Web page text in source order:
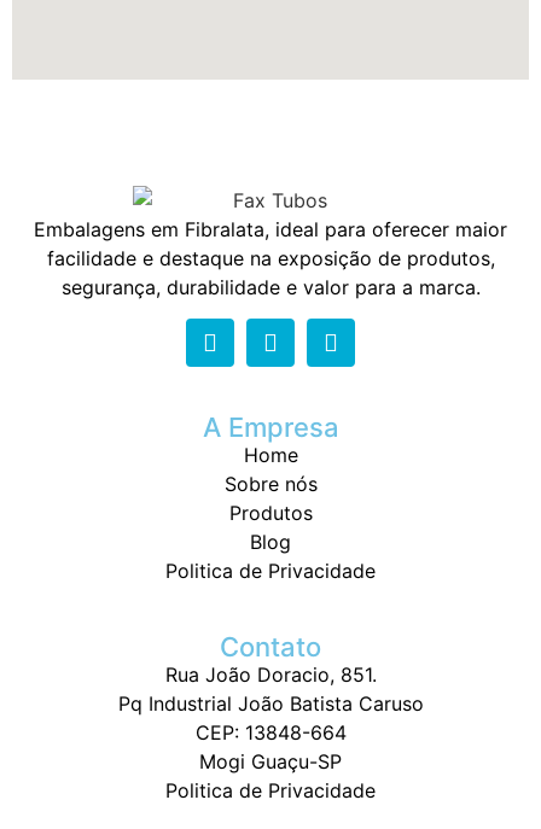
Embalagens em Fibralata, ideal para oferecer maior
facilidade e destaque na exposição de produtos,
segurança, durabilidade e valor para a marca.
A Empresa
Home
Sobre nós
Produtos
Blog
Politica de Privacidade
Contato
Rua João Doracio, 851.
Pq Industrial João Batista Caruso
CEP: 13848-664
Mogi Guaçu-SP
Politica de Privacidade